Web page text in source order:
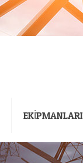
EKİPMANLARI